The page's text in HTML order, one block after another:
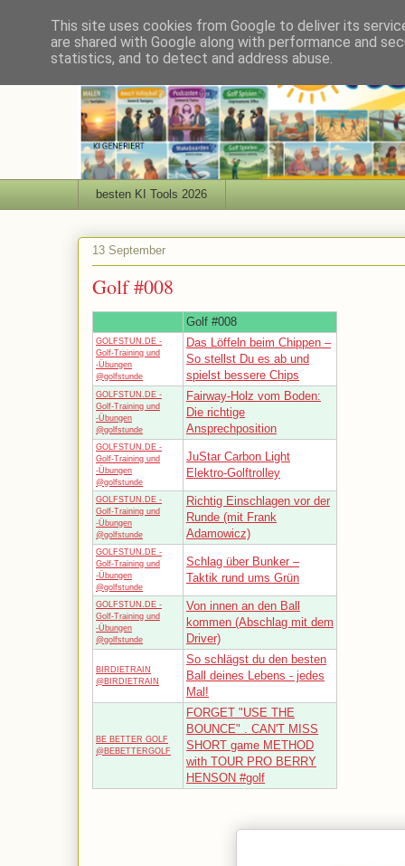
besten KI Tools 2026
13 September
Golf #008
Golf #008
GOLFSTUN.DE -
Golf-Training und
-Übungen
@golfstunde
Das Löffeln beim Chippen –
So stellst Du es ab und
spielst bessere Chips
GOLFSTUN.DE -
Golf-Training und
-Übungen
@golfstunde
Fairway-Holz vom Boden:
Die richtige
Ansprechposition
GOLFSTUN.DE -
Golf-Training und
-Übungen
@golfstunde
JuStar Carbon Light
Elektro-Golftrolley
GOLFSTUN.DE -
Golf-Training und
-Übungen
@golfstunde
Richtig Einschlagen vor der
Runde (mit Frank
Adamowicz)
GOLFSTUN.DE -
Golf-Training und
-Übungen
@golfstunde
Schlag über Bunker –
Taktik rund ums Grün
GOLFSTUN.DE -
Golf-Training und
-Übungen
@golfstunde
Von innen an den Ball
kommen (Abschlag mit dem
Driver)
BIRDIETRAIN
@BIRDIETRAIN
So schlägst du den besten
Ball deines Lebens - jedes
Mal!
BE BETTER GOLF
@BEBETTERGOLF
FORGET "USE THE
BOUNCE" . CAN'T MISS
SHORT game METHOD
with TOUR PRO BERRY
HENSON #golf
This site uses cookies from Google to deliver its
are shared with Google along with performance and
statistics, and to detect and address abuse.